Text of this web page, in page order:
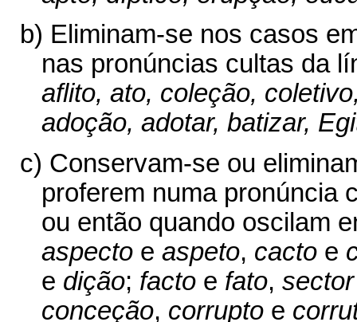
b) Eliminam-se nos casos
nas pronúncias cultas da
aflito, ato, coleção,
adoção, adotar, batizar,
c) Conservam-se ou
proferem numa pronúncia
ou então quando oscilam
aspecto e aspeto, cacto e
e dição; facto e fato, sector
conceção, corrupto e